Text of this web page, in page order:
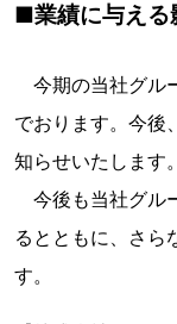
■業績に与える
今期の当社グル
でおります。今後
知らせいたします。
今後も当社グル
るとともに、さら
す。